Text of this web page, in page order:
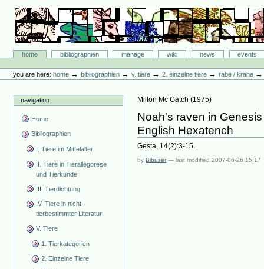
content.
navigation
Bibliographie-Portal
Sectionshome bibliographien manage wiki news
events
tools
you are here: home →bibliographien →v. tiere →2. einzelne tiere →rabe / krähe
navigation
Home
Bibliographien
I. Tiere im Mittelalter
II. Tiere in Tierallegorese
und Tierkunde
III. Tierdichtung
IV. Tiere in nicht-
tierbestimmter Literatur
V. Tiere
1. Tierkategorien
2. Einzelne Tiere
Milton Mc Gatch (1975)
Noah's raven in
English Hexatench
Gesta, 14(2):3-15.
byBibuser —last modified2007-06-26 15:17